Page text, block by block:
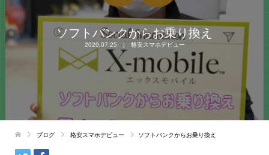
ソフトバンクからお乗り換え
2020.07.25 格安スマホデビュー
ブログ 格安スマホデビュー ソフトバンクからお乗り換え